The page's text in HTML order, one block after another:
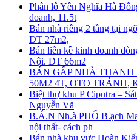
Phân lô Yên Nghĩa Hà
doanh, 11.5t
Bán nhà riêng 2 tầng tại
DT 27m2,
Bán liền kề kinh doanh
Nội. DT 66m2
BÁN GẤP NHÀ
50M2 4T, OTO TRÁNH,
Biệt thự khu P Ciputra –
Nguyễn Vă
B.Á.N Nh.à PHỐ B.ạch
nội thất- cách ph
Bán nhà khu vực Hoàn